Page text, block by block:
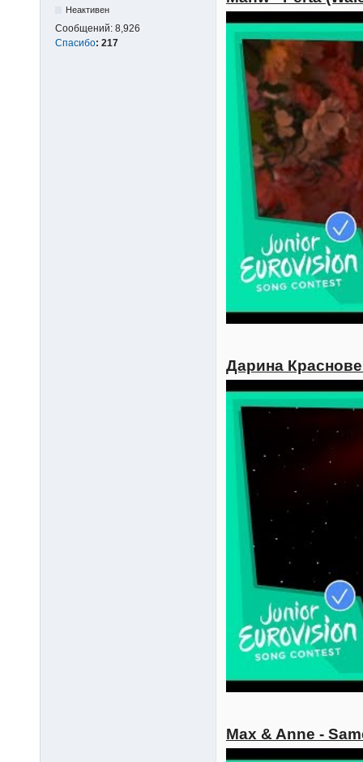
Неактивен
Сообщений: 8,926
Спасибо: 217
Дарина
Max & Anne -